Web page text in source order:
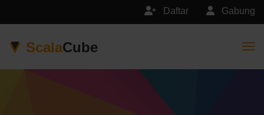
Gabung
Daftar
ScalaCube